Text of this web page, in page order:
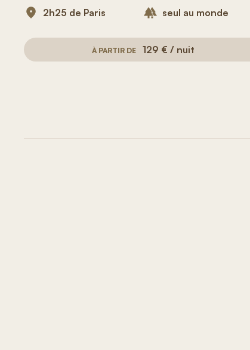
2h25 de Paris
seul au monde
À PARTIR DE 129 € / nuit